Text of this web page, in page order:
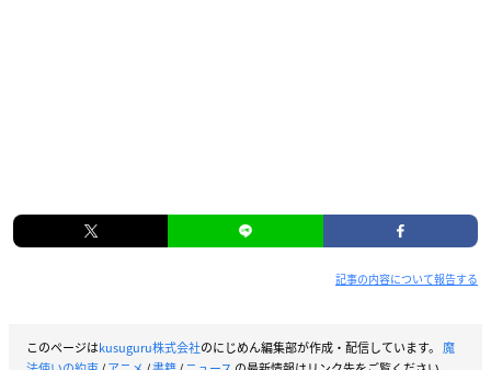
記事の内容について報告する
このページはkusuguru株式会社のにじめん編集部が作成・配信しています。 魔